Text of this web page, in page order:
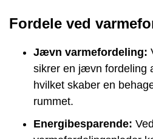
Fordele ved
Jævn varmefordeling:
sikrer en jævn fordeling
hvilket skaber en
rummet.
Energibesparende: